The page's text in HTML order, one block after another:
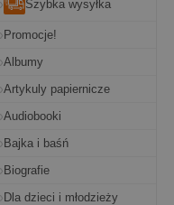
Szybka wysyłka
Promocje!
Albumy
Artykuly papiernicze
Audiobooki
Bajka i baśń
Biografie
Dla dzieci i młodzieży